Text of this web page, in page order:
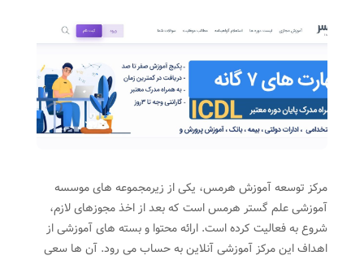
مرکز توسعه آموزش هرمس، یکی از زیرمجموعه های موسسه
آموزشی علم گستر هرمس است که بعد از اخذ مجوزهای لازم،
شروع به فعالیت کرده است. ارائه محتوا و بسته های آموزشی از
اهداف این مرکز آموزشی آنلاین به حساب می رود. آن ها سعی